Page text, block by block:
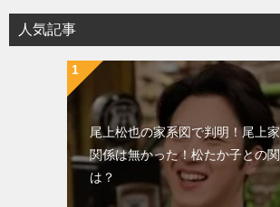
人気記事
尾上松也の家系図で判明！尾上
関係は無かった！松たか子との
は？